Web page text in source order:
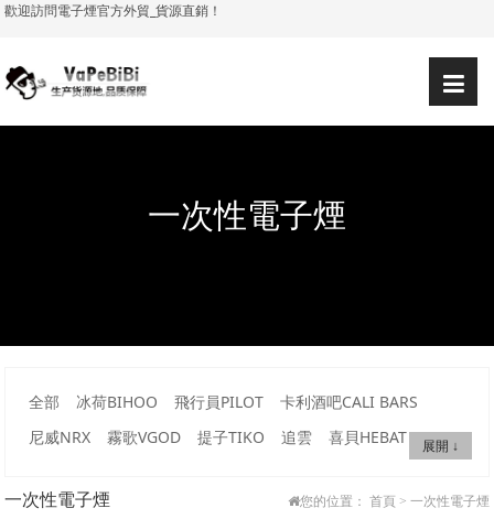
歡迎訪問電子煙官方外貿_貨源直銷！
登錄|注冊
一次性電子煙
全部 冰荷BIHOO 飛行員PILOT
卡利酒吧CALI BARS
尼威NRX
霧歌VGOD 提子TIKO 追雲
喜貝HEBAT
福狗FOOGO
魔笛MOTI
火器AMMO
展開 ↓
一次性電子煙 您的位置： 首頁> 一次性電子煙